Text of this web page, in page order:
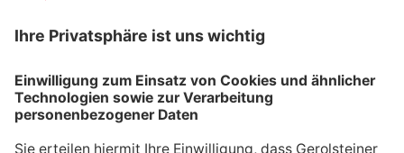
nicht vergisst. Denke daran, auch unterwegs immer
etwas Wasser dabei zu haben. Kleine PET-Flaschen mit
hinnehmen.
Tipp #2: Trinke direkt nach dem Aufstehen